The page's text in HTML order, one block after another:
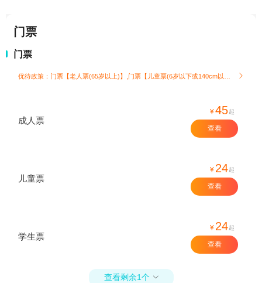
门票
门票

成人票
¥45起
查看
儿童票
¥ 24起
查看
学生票
¥ 24起
查看
查看剩余1个 